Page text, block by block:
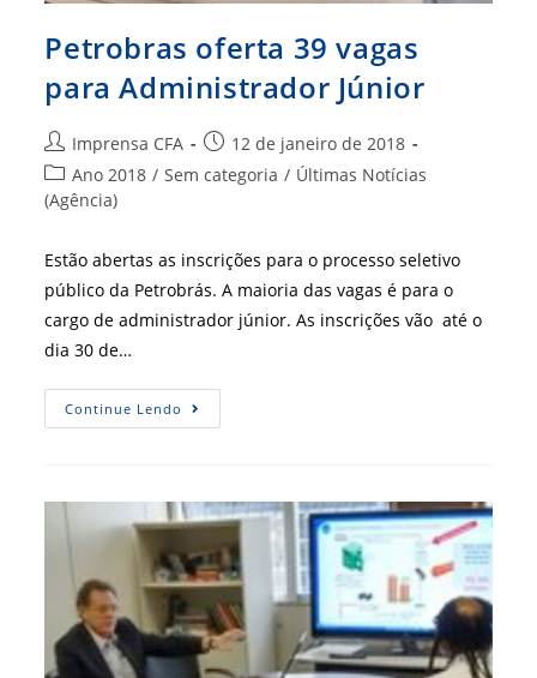
Petrobras oferta 39 vagas
para Administrador Júnior
Autor
do
post:
Imprensa CFA
Post
publicado:
12 de janeiro de 2018
Categoria
do
Ano 2018 / Sem categoria / Últimas Notícias
(Agência)
Estão abertas as inscrições para o processo seletivo
público da Petrobrás. A maioria das vagas é para o
cargo de administrador júnior. As inscrições vão até o
dia 30 de…
Continue Lendo Petrobras
Oferta
Júnior